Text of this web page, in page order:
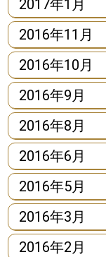
2017年1月
2016年11月
2016年10月
2016年9月
2016年8月
2016年6月
2016年5月
2016年3月
2016年2月